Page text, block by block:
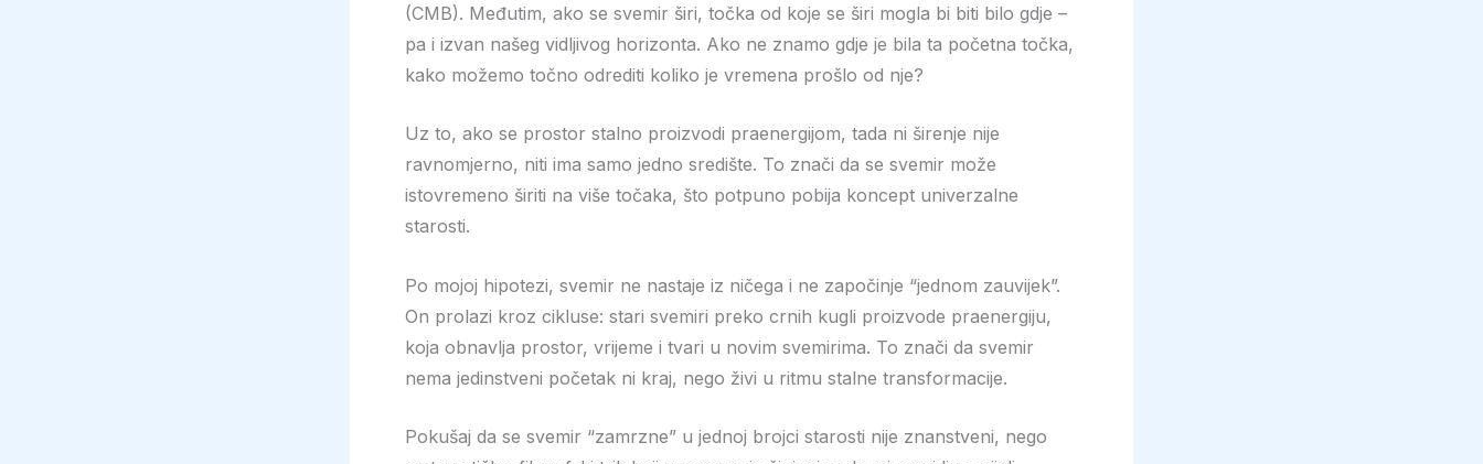
(CMB). Međutim, ako se svemir širi, točka od koje se širi mogla bi biti bilo gdje –
pa i izvan našeg vidljivog horizonta. Ako ne znamo gdje je bila ta početna točka,
kako možemo točno odrediti koliko je vremena prošlo od nje?
Uz to, ako se prostor stalno proizvodi praenergijom, tada ni širenje nije
ravnomjerno, niti ima samo jedno središte. To znači da se svemir može
istovremeno širiti na više točaka, što potpuno pobija koncept univerzalne
starosti.
Po mojoj hipotezi, svemir ne nastaje iz ničega i ne započinje “jednom zauvijek”.
On prolazi kroz cikluse: stari svemiri preko crnih kugli proizvode praenergiju,
koja obnavlja prostor, vrijeme i tvari u novim svemirima. To znači da svemir
nema jedinstveni početak ni kraj, nego živi u ritmu stalne transformacije.
Pokušaj da se svemir “zamrzne” u jednoj brojci starosti nije znanstveni, nego